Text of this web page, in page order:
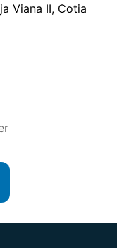
Viana II, Cotia